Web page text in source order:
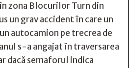
zona Blocurilor Turn din
un grav accident în care un
autocamion pe trecrea de
s-a angajat în traversarea
dacă semaforul indica